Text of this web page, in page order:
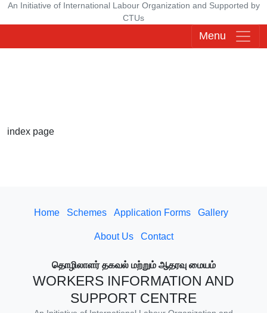
An Initiative of International Labour Organization and Supported by
CTUs
Menu
index page
Home Schemes Application Forms Gallery
About Us Contact
தொழிலாளர் தகவல் மற்றும் ஆதரவு மையம்
WORKERS INFORMATION AND
SUPPORT CENTRE